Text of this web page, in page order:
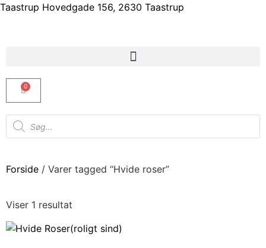
Taastrup Hovedgade 156, 2630 Taastrup
0
Forside / Varer tagged “Hvide roser”
Viser 1 resultat